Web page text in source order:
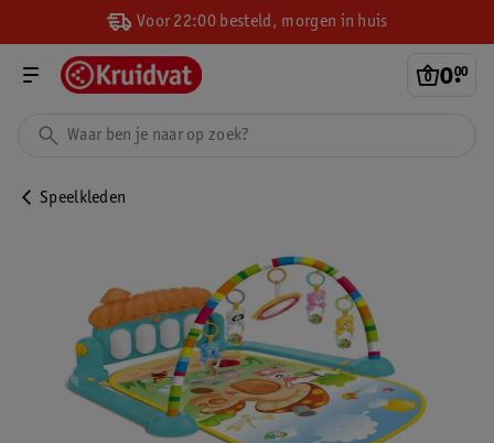
Voor 22:00 besteld, morgen in huis
0.
00
Speelkleden